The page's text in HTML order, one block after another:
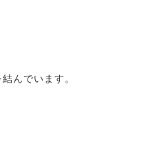
んでいます。